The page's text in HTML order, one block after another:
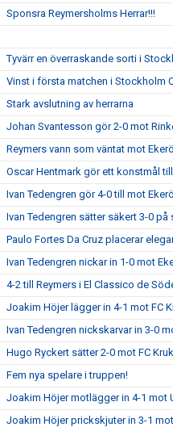
Sponsra Reymersholms Herrar!!!
Tyvärr en överraskande sorti i
Vinst i första matchen i Stockholm
Stark avslutning av herrarna
Johan Svantesson gör 2-0 mot
Reymers vann som väntat mot
Oscar Hentmark gör ett konstmål
Ivan Tedengren gör 4-0 till mot
Ivan Tedengren sätter säkert 3-0
Paulo Fortes Da Cruz placerar
Ivan Tedengren nickar in 1-0 mot
4-2 till Reymers i El Classico de
Joakim Höjer lägger in 4-1 mot FC
Ivan Tedengren nickskarvar in 3-0
Hugo Ryckert sätter 2-0 mot FC
Fem nya spelare i truppen!
Joakim Höjer motlägger in 4-1 mot
Joakim Höjer prickskjuter in 3-1